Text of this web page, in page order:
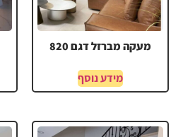
מעקה מברזל דגם 820
מידע נוסף